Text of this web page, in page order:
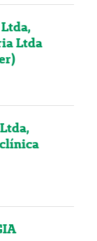
Ltda